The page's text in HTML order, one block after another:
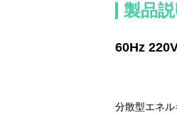
製品説
60Hz
分散型エネ